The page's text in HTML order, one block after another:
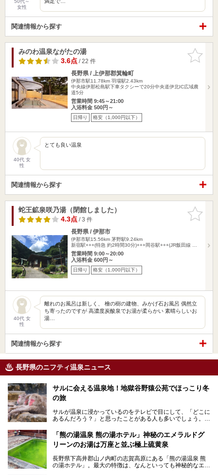
50代～
女性
関連情報から探す
お気に入
りに追加
みのわ温泉ながたの湯
3.6点/ 22 件
長野県 / 上伊那郡箕輪町
伊那市駅11.78km 羽場駅2.43km
中央線伊那松島駅下車タクシーで20分中央道伊北IC広域農
道5分
営業時間 9:45～21:00
入浴料金 500円～
日帰り 格安（1,000円以下）
40代 女
性
とても良い温泉
関連情報から探す
お気に入
りに追加
蛇王鉱泉咲乃湯（閉館しました）
4.3点/ 3 件
長野県 / 伊那市
伊那市駅15.56km 茅野駅9.24km
新宿駅+++(特急 約2時間30分)+++岡谷駅+++(JR飯田線 …
営業時間 9:00～20:00
入浴料金 600円～
日帰り 格安（1,000円以下）
40代 女
性
離れのお風呂は新しく、 檜の樹の建物、みかげ石お風呂 偶然立
ち寄ったのですが 高濃度炭酸泉でお湯が柔らかい 素晴らしいお
湯…
関連情報から探す
長野県のニフティ温泉ニュース
サルに会える温泉地！地獄谷野猿公苑でほっこり冬
の旅
サルが温泉に浸かっているのをテレビで目にして、「どこに
あるんだろう？」と思ったことがある人も多いでしょう。
この微笑ましい光景は、長野県にある「地獄谷野猿公苑」で
見られるもので、野生のサルが雪景色の中で温泉に浸かる姿
を間近で観察できます。
本記事では、地獄谷野猿公苑の魅力や見どころ、サルと温泉
との関係性、地獄谷周辺の観光スポットについて紹介しま
「熊の湯温泉 熊の湯ホテル」神秘のエメラルドグ
リーンのお湯は万座と並ぶ極上硫黄泉
長野県下高井郡山ノ内町の志賀高原にある「熊の湯温泉 熊
の湯ホテル」。最大の特徴は、なんといっても神秘的なエメ